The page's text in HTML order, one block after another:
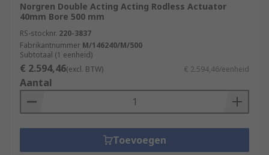
Norgren Double Acting Acting Rodless Actuator
40mm Bore 500 mm
RS-stocknr. 220-3837
Fabrikantnummer M/146240/M/500
Subtotaal (1 eenheid)
€ 2.594,46(excl. BTW) € 2.594,46/eenheid
Aantal
Toevoegen